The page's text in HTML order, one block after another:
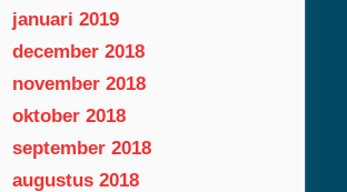
januari 2019
december 2018
november 2018
oktober 2018
september 2018
augustus 2018